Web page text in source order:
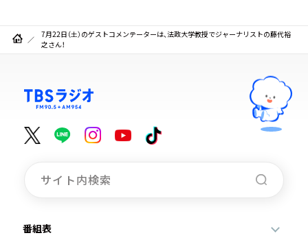
7月22日（土）のゲストコメンテーターは、法政大学教授でジャーナリストの藤代裕
之さん！
番組表